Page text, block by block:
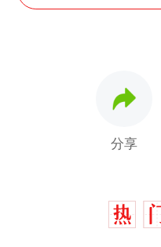
分享